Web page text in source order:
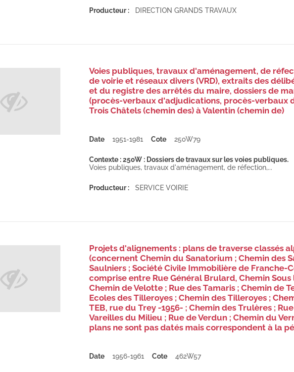
Producteur : DIRECTION GRANDS TRAVAUX
Voies publiques, travaux d'aménagement, de
de voirie et réseaux divers (VRD), extraits des
et du registre des arrêtés du maire, dossiers de
(procès-verbaux d'adjudications, procès-verbaux
Trois Châtels (chemin des) à Valentin (chemin de)
Date 1951-1981 Cote 250W79
Contexte : 250W : Dossiers de travaux sur les voies publiques.
Voies publiques, travaux d'aménagement, de réfection,...
Producteur : SERVICE VOIRIE
Projets d'alignements : plans de traverse classés
(concernent Chemin du Sanatorium ; Chemin des
Saulniers ; Société Civile Immobilière de Franche-
comprise entre Rue Général Brulard, Chemin Sous
Chemin de Velotte ; Rue des Tamaris ; Chemin de
Ecoles des Tilleroyes ; Chemin des Tilleroyes ;
TEB, rue du Trey -1956- ; Chemin des Trulères ;
Vareilles du Milieu ; Rue de Verdun ; Chemin du
plans ne sont pas datés mais correspondent à la
Date 1956-1961 Cote 462W57